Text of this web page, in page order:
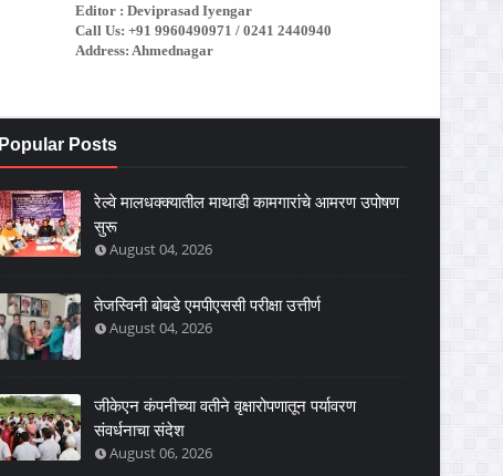
Editor : Deviprasad Iyengar
Call Us: +91 9960490971 / 0241 2440940
Address: Ahmednagar
Popular Posts
रेल्वे मालधक्क्यातील माथाडी कामगारांचे आमरण उपोषण
सुरू
August 04, 2026
तेजस्विनी बोबडे एमपीएससी परीक्षा उत्तीर्ण
August 04, 2026
जीकेएन कंपनीच्या वतीने वृक्षारोपणातून पर्यावरण
संवर्धनाचा संदेश
August 06, 2026